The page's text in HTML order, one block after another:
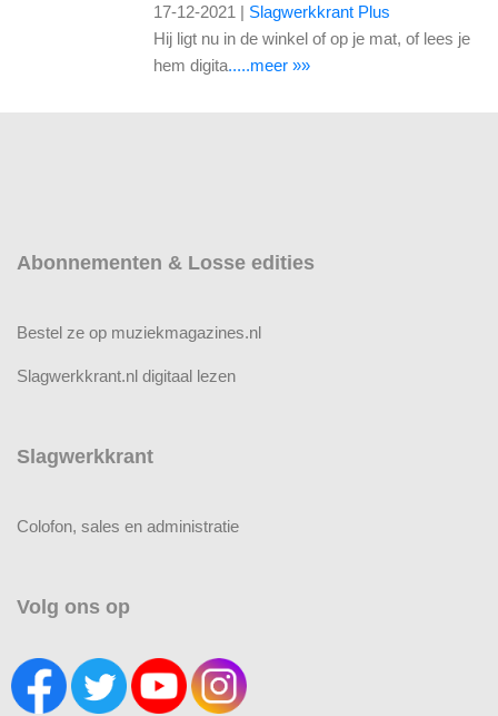
17-12-2021 | Slagwerkkrant Plus
Hij ligt nu in de winkel of op je mat, of lees je
hem digita.....meer »»
Abonnementen & Losse edities
Bestel ze op muziekmagazines.nl
Slagwerkkrant.nl digitaal lezen
Slagwerkkrant
Colofon, sales en administratie
Volg ons op